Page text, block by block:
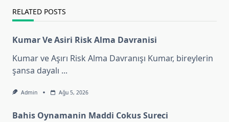
RELATED POSTS
Kumar Ve Asiri Risk Alma Davranisi
Kumar ve Aşırı Risk Alma Davranışı Kumar, bireylerin
şansa dayalı ...
Admin Ağu 5, 2026
Bahis Oynamanin Maddi Cokus Sureci